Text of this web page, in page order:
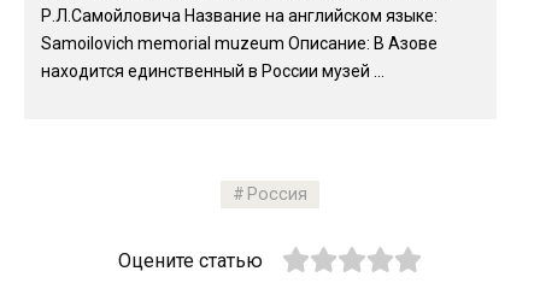
Р.Л.Самойловича Название на английском языке:
Samoilovich memorial muzeum Описание: В Азове
находится единственный в России музей ...
Россия
Оцените статью